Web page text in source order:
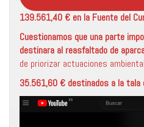
139.561,40 € en la Fuente del
Cuestionamos que una parte
destinara al reasfaltado de
de priorizar actuaciones
35.561,60 € destinados a la tala